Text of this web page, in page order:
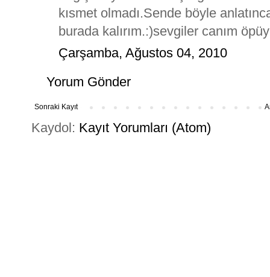
kısmet olmadı.Sende böyle
burada kalırım.:)sevgiler canım
Çarşamba, Ağustos 04, 2010
Yorum Gönder
Sonraki Kayıt
Kaydol: Kayıt Yorumları (Atom)